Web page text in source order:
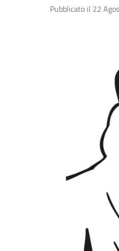
Pubblicato il 22